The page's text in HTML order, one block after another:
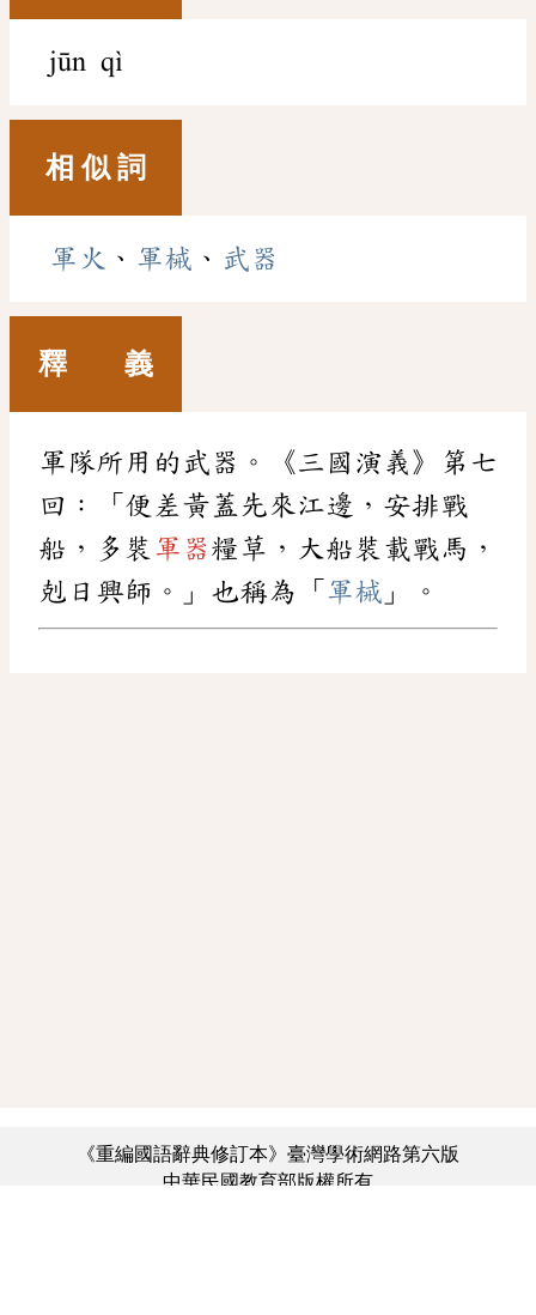
jūn qì
相 似 詞
軍火 、 軍械 、 武器
釋 義
軍隊所用的武器。《三國演義》第七
回：「便差黃蓋先來江邊，安排戰
船，多裝 軍器 糧草，大船裝載戰馬，
剋日興師。」也稱為「 軍械 」。
《重編國語辭典修訂本》臺灣學術網路第六版
中華民國教育部版權所有